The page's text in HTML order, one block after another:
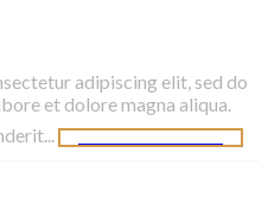
adipiscing elit, sed do
et dolore magna aliqua.